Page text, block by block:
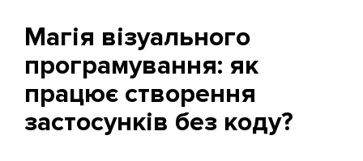
Магія візуального
програмування: як
працює створення
застосунків без коду?